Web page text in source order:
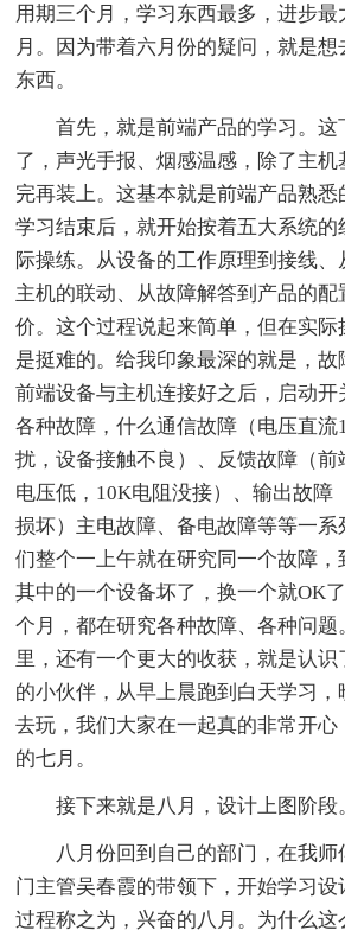
用期三个月，学习东西最多，进步
月。因为带着六月份的疑问，就是
东西。
首先，就是前端产品的学习。这
了，声光手报、烟感温感，除了主
完再装上。这基本就是前端产品熟悉
学习结束后，就开始按着五大系统
际操练。从设备的工作原理到接线、
主机的联动、从故障解答到产品的配
价。这个过程说起来简单，但在实
是挺难的。给我印象最深的就是，
前端设备与主机连接好之后，启动开
各种故障，什么通信故障（电压直流
扰，设备接触不良）、反馈故障（
电压低，10K电阻没接）、输出故障
损坏）主电故障、备电故障等等一
们整个一上午就在研究同一个故障，
其中的一个设备坏了，换一个就OK
个月，都在研究各种故障、各种问题
里，还有一个更大的收获，就是认识
的小伙伴，从早上晨跑到白天学习，
去玩，我们大家在一起真的非常开
的七月。
接下来就是八月，设计上图阶段
八月份回到自己的部门，在我师
门主管吴春霞的带领下，开始学习设
过程称之为，兴奋的八月。为什么